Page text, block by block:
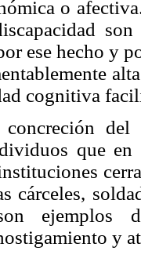
o
ese hecho y
cognitiva
concreción
que en
cárceles,
son ejemplos
y